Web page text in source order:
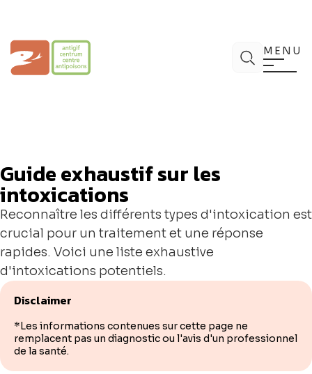
Centre Antipoisons Chercher
MENU
Guide exhaustif sur les
intoxications
Reconnaître les différents types d'intoxication est
crucial pour un traitement et une réponse
rapides. Voici une liste exhaustive
d'intoxications potentiels.
Disclaimer
*Les informations contenues sur cette page ne
remplacent pas un diagnostic ou l'avis d'un professionnel
de la santé.